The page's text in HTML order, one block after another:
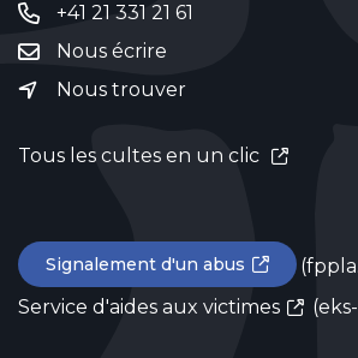
+41 21 331 21 61
Nous écrire
Nous trouver
Tous les cultes en un clic
Signalement d'un abus
Service d'aides aux victimes